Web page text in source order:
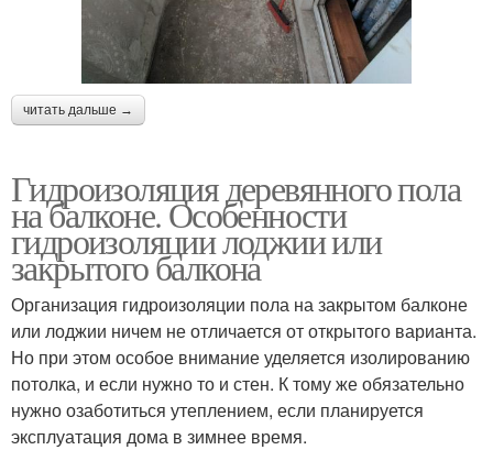
читать дальше →
Гидроизоляция деревянного пола
на балконе. Особенности
гидроизоляции лоджии или
закрытого балкона
Организация гидроизоляции пола на закрытом балконе
или лоджии ничем не отличается от открытого варианта.
Но при этом особое внимание уделяется изолированию
потолка, и если нужно то и стен. К тому же обязательно
нужно озаботиться утеплением, если планируется
эксплуатация дома в зимнее время.